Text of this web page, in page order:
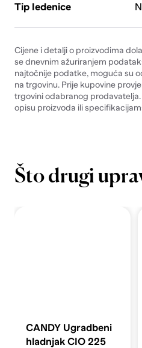
Tip ledenice
Cijene i detalji o proizvodima
se dnevnim ažuriranjem
najtočnije podatke, moguća su
na trgovinu. Prije kupovine
trgovini odabranog
opisu proizvoda ili
Što drugi
CANDY Ugradbeni
hladnjak CIO 225